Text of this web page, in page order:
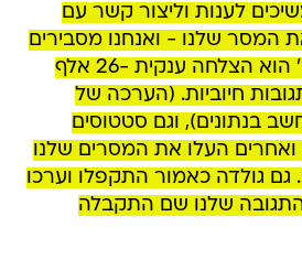
לענות וליצור קשר עם
המסר שלנו - ואנחנו מסבירים
להם. הפוסט ב'צינור' הוא הצלחה ענקית -26 אלף
חיוביות. (הערכה של
בנתונים), וגם סטטוסים
ואחרים העלו את המסרים שלנו
גם גולדה כאמור התקפלו וערכו
שלנו שם התקבלה